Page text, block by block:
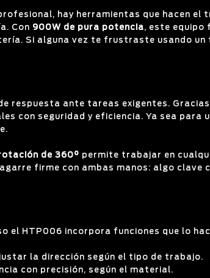
hay herramientas que hacen el
Con 900W de pura potencia, este equipo
Si alguna vez te frustraste usando
respuesta ante tareas exigentes. Gracias
con seguridad y eficiencia. Ya sea para
de 360° permite trabajar en
firme con ambas manos: algo clave
el HTP006 incorpora funciones que lo
la dirección según el tipo de trabajo.
con precisión, según el material.